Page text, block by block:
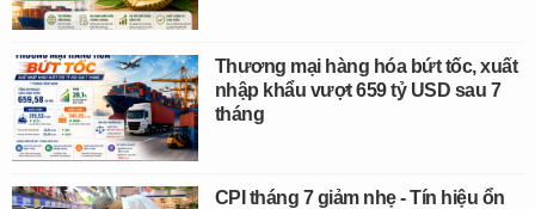
Thương mại hàng hóa bứt tốc, xuất
nhập khẩu vượt 659 tỷ USD sau 7
tháng
CPI tháng 7 giảm nhẹ - Tín hiệu ổn